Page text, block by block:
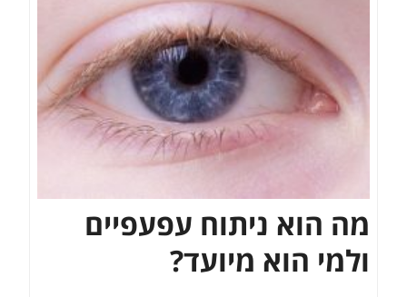
מה הוא ניתוח עפעפיים
ולמי הוא מיועד?